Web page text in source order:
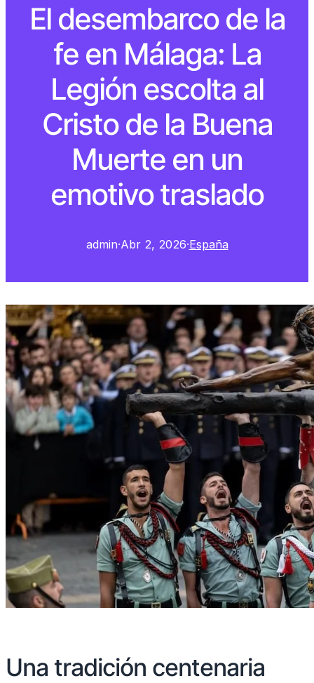
El desembarco de la
fe en Málaga: La
Legión escolta al
Cristo de la Buena
Muerte en un
emotivo traslado
admin·Abr 2, 2026·España
Una tradición centenaria